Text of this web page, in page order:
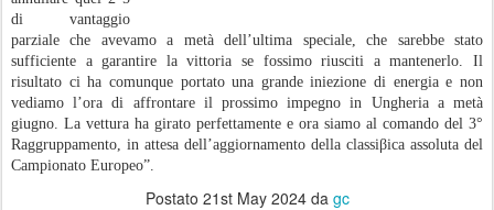
di vantaggio
parziale che avevamo a metà dell’ultima speciale, che sarebbe stato
sufficiente a garantire la vittoria se fossimo riusciti a mantenerlo. Il
risultato ci ha comunque portato una grande iniezione di energia e non
vediamo l’ora di affrontare il prossimo impegno in Ungheria a metà
giugno. La vettura ha girato perfettamente e ora siamo al comando del 3°
Raggruppamento, in attesa dell’aggiornamento della classiβica assoluta del
Campionato Europeo”.
Postato 21st May 2024da gc